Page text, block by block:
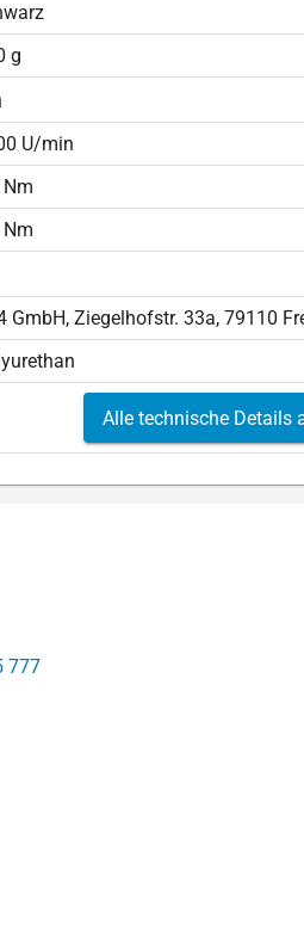
g
U/min
Nm
GmbH, Ziegelhofstr. 33a, 79110
Alle technische Details
777